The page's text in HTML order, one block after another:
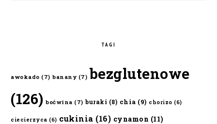
TAGI
awokado (7) banany (7) bezglutenowe
(126) boćwina (7) buraki (8) chia (9) chorizo (6)
ciecierzyca (6) cukinia (16) cynamon (11)